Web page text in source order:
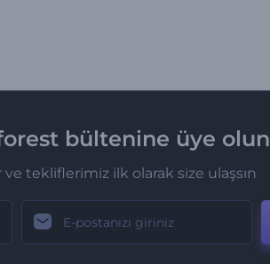
bültenine üye olun
ve tekliflerimiz ilk olarak size ulaşsın